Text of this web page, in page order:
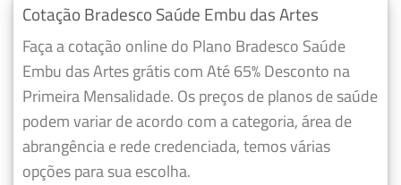
Cotação Bradesco Saúde Embu das Artes
Faça a cotação online do Plano Bradesco Saúde
Embu das Artes grátis com Até 65% Desconto na
Primeira Mensalidade. Os preços de planos de saúde
podem variar de acordo com a categoria, área de
abrangência e rede credenciada, temos várias
opções para sua escolha.